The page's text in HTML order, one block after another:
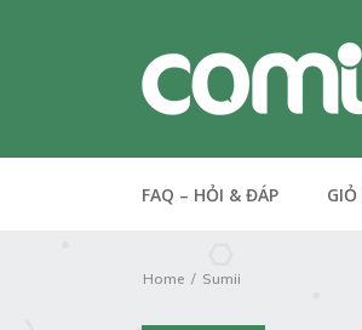
FAQ – HỎI & ĐÁP GIỎ
Home Sumii